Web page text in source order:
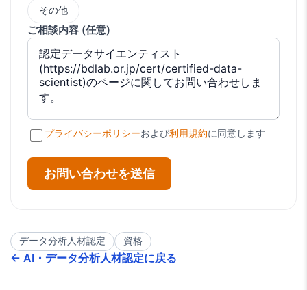
その他
ご相談内容 (任意)
プライバシーポリシーおよび利用規約に同意します
お問い合わせを送信
データ分析人材認定 資格
← AI・データ分析人材認定に戻る